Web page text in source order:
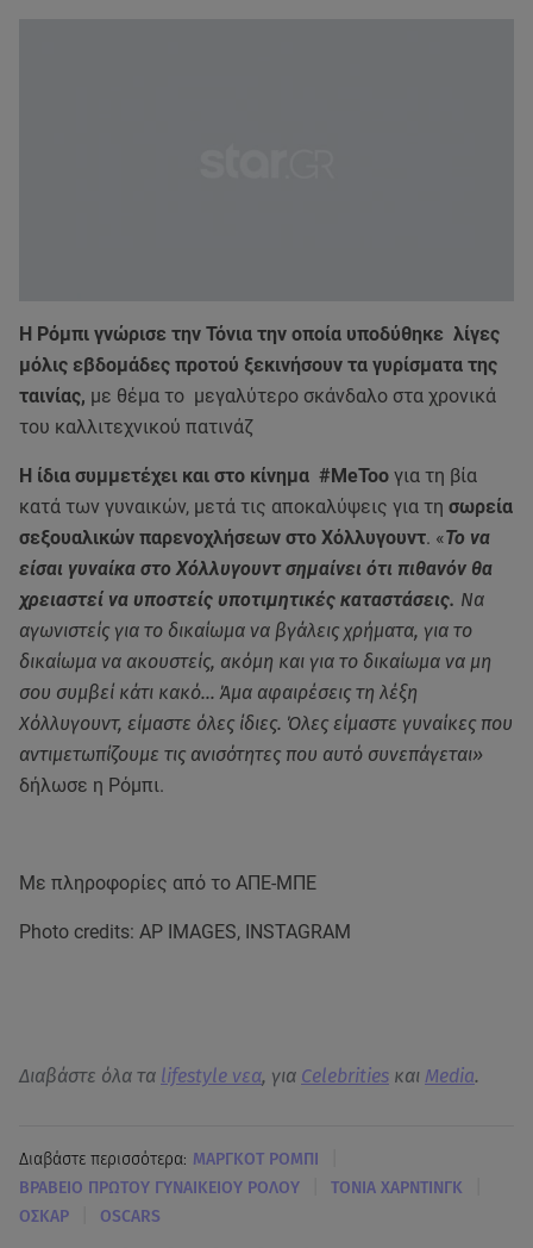
Η Ρόμπι γνώρισε την Τόνια την οποία υποδύθηκε λίγες
μόλις εβδομάδες προτού ξεκινήσουν τα γυρίσματα της
ταινίας, με θέμα το μεγαλύτερο σκάνδαλο στα χρονικά
του καλλιτεχνικού πατινάζ
Η ίδια συμμετέχει και στο κίνημα #MeToo για τη βία
κατά των γυναικών, μετά τις αποκαλύψεις για τη σωρεία
σεξουαλικών παρενοχλήσεων στο Χόλλυγουντ. «Το να
είσαι γυναίκα στο Χόλλυγουντ σημαίνει ότι πιθανόν θα
χρειαστεί να υποστείς υποτιμητικές καταστάσεις. Να
αγωνιστείς για το δικαίωμα να βγάλεις χρήματα, για το
δικαίωμα να ακουστείς, ακόμη και για το δικαίωμα να μη
σου συμβεί κάτι κακό… Άμα αφαιρέσεις τη λέξη
Χόλλυγουντ, είμαστε όλες ίδιες. Όλες είμαστε γυναίκες που
αντιμετωπίζουμε τις ανισότητες που αυτό συνεπάγεται»
δήλωσε η Ρόμπι.
Με πληροφορίες από το ΑΠΕ-ΜΠΕ
Photo credits: AP IMAGES, INSTAGRAM
Διαβάστε όλα τα lifestyle νεα, για Celebrities και Media.
Διαβάστε περισσότερα: ΜΑΡΓΚΟΤ ΡΟΜΠΙ
ΒΡΑΒΕΙΟ ΠΡΩΤΟΥ ΓΥΝΑΙΚΕΙΟΥ ΡΟΛΟΥ ΤΟΝΙΑ ΧΑΡΝΤΙΝΓΚ
ΟΣΚΑΡ OSCARS